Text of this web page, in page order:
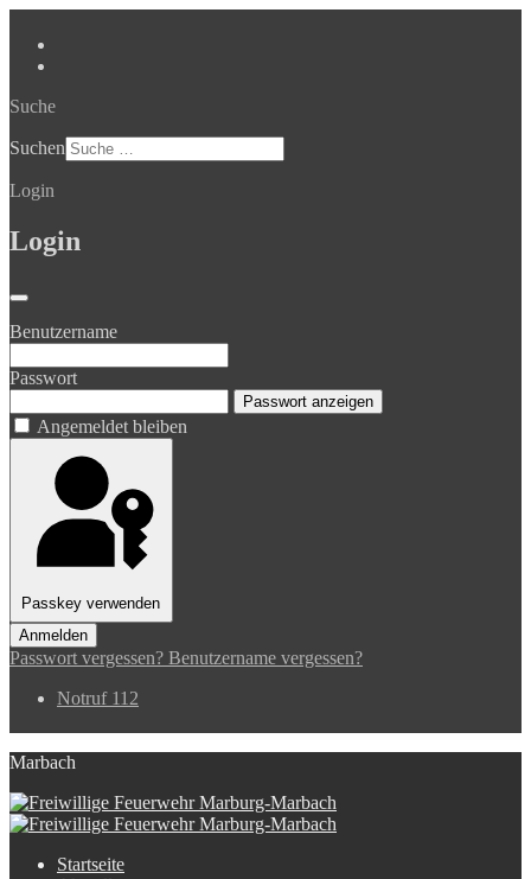
Suche
Suchen
Login
Login
Benutzername
Passwort
Passwort anzeigen
Angemeldet bleiben
Passkey verwenden
Anmelden
Passwort vergessen? Benutzername vergessen?
Notruf 112
Marbach
Startseite